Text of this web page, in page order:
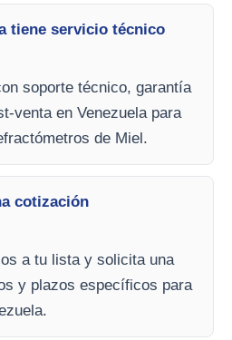
tiene servicio técnico
soporte técnico, garantía
venta en Venezuela para
de Miel.
cotización
a tu lista y solicita una
y plazos específicos para